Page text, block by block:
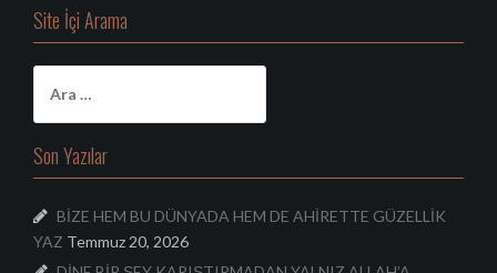
Site İçi Arama
a
m
a
Son Yazılar
BİZE HEM BU DÜNYADA HEM DE AHİRETTE GÜZELLİK
YAZ Temmuz 20, 2026